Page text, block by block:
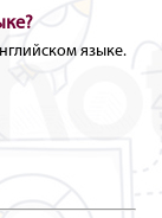
языке.